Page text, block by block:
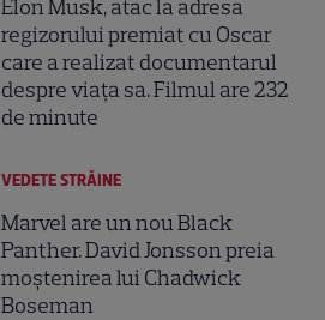
Elon Musk, atac la adresa
regizorului premiat cu Oscar
care a realizat documentarul
despre viața sa. Filmul are 232
de minute
VEDETE STRĂINE
Marvel are un nou Black
Panther. David Jonsson preia
moștenirea lui Chadwick
Boseman